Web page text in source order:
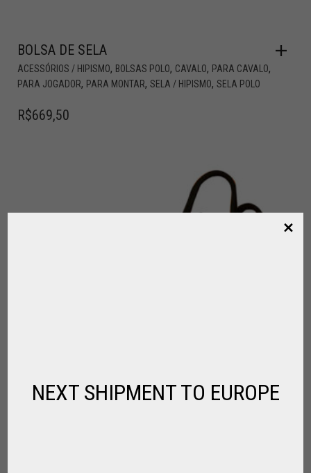
BOLSA DE SELA
ACESSÓRIOS / HIPISMO, BOLSAS POLO, CAVALO, PARA CAVALO,
PARA JOGADOR, PARA MONTAR, SELA / HIPISMO, SELA POLO
R$669,50
NEXT SHIPMENT TO EUROPE